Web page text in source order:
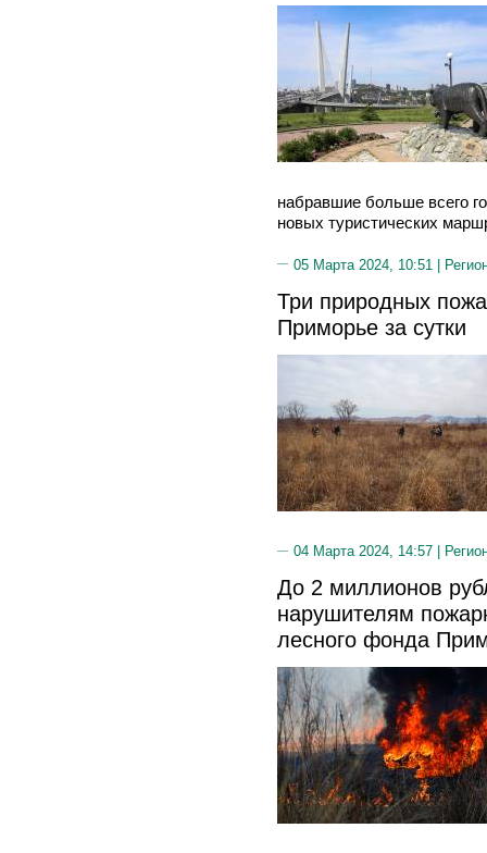
набравшие больше всего
новых туристических
05 Марта 2024, 10:51 |
Три природных
Приморье за сутки
04 Марта 2024, 14:57 |
До 2 миллионов
нарушителям
лесного фонда